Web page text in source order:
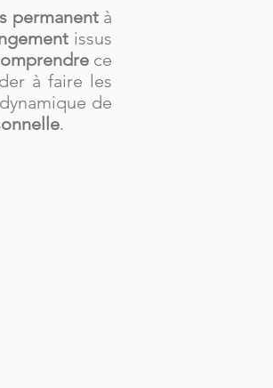
permanentà
issus
ce
à faire les
de
.